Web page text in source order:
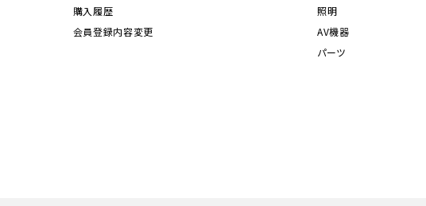
購入履歴
会員登録内容変更
照明
AV機器
パーツ